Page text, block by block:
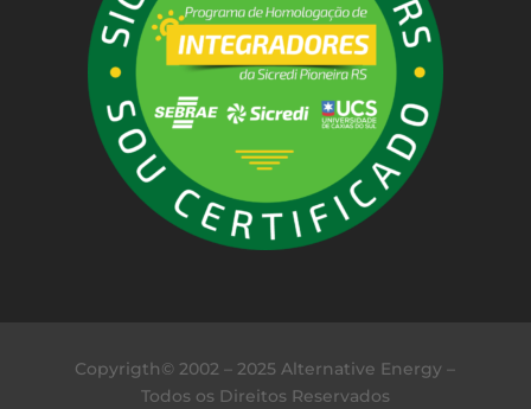
Copyrigth© 2002 – 2025 Alternative Energy –
Todos os Direitos Reservados